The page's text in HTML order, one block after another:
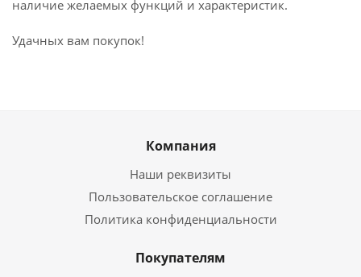
наличие желаемых функций и характеристик.
Удачных вам покупок!
Компания
Наши реквизиты
Пользовательское соглашение
Политика конфиденциальности
Покупателям